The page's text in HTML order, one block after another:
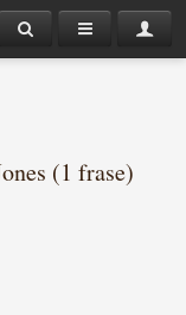
(1 frase)